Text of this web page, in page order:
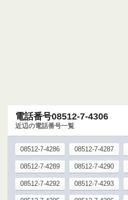
電話番号08512-7-4306
近辺の電話番号一覧
08512-7-4286 08512-7-4287
08512-7-4289 08512-7-4290
08512-7-4292 08512-7-4293